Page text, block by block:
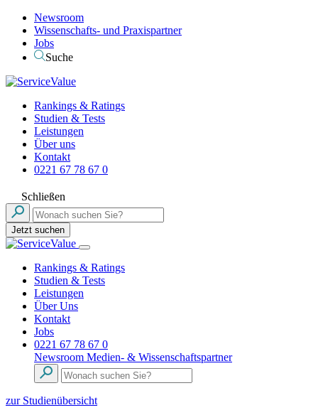
Newsroom
Wissenschafts- und Praxispartner
Jobs
Suche
Rankings & Ratings
Studien & Tests
Leistungen
Über uns
Kontakt
0221 67 78 67 0
Schließen
Jetzt suchen
Rankings & Ratings
Studien & Tests
Leistungen
Über Uns
Kontakt
Jobs
0221 67 78 67 0
Newsroom Medien- & Wissenschaftspartner
zur Studienübersicht